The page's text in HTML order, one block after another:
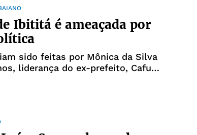
Ibititá é ameaçada por
sido feitas por Mônica da Silva
liderança do ex-prefeito, Cafu